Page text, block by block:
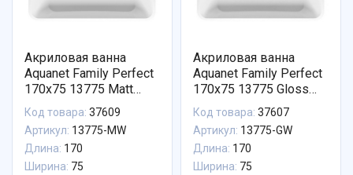
Акриловая ванна
Aquanet Family Perfect
170x75 13775 Matt
Finish 13775-MW
Код товара: 37609
Артикул: 13775-MW
Длина: 170
Ширина: 75
Акриловая ванна
Aquanet Family Perfect
170x75 13775 Gloss
Finish 13775-GW
Код товара: 37607
Артикул: 13775-GW
Длина: 170
Ширина: 75